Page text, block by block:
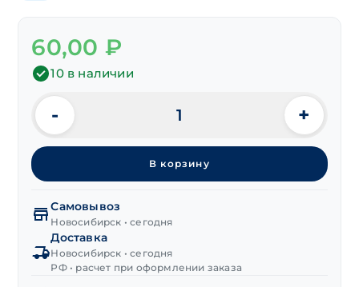
60,00 ₽
10 в наличии
Количество
товара
Шпилька
двусторон.
М8(мелк.шаг1.0)/
М8х54(24/17) мм
- +
В корзину
Самовывоз
Новосибирск • сегодня
Доставка
Новосибирск • сегодня
РФ • расчет при оформлении заказа